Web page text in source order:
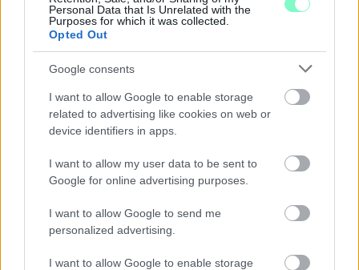
Personal Data that Is Unrelated with the
Purposes for which it was collected.
Opted Out
Google consents
I want to allow Google to enable storage
related to advertising like cookies on web or
device identifiers in apps.
I want to allow my user data to be sent to
Google for online advertising purposes.
I want to allow Google to send me
personalized advertising.
I want to allow Google to enable storage
A BAROKK ÖSSZES ÁRNYALATA ÉS MÉG EGY
HÉTVÉGÉN GYŐRBEN
Középpontban a hagyományőrzés, de lesz Pogány
Induló és Majka koncert, jóga szeánsz, “borhajózás”